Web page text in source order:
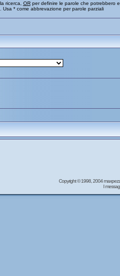
ricerca, ORper definire le parole che potrebbero
* come abbrevazione per parole parziali
Copyright © 1998, 2004
I